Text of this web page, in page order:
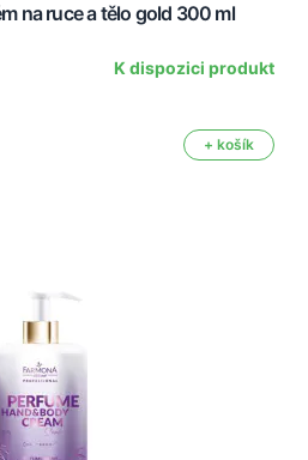
na ruce a tělo gold 300 ml
K dispozici produkt
+ košík